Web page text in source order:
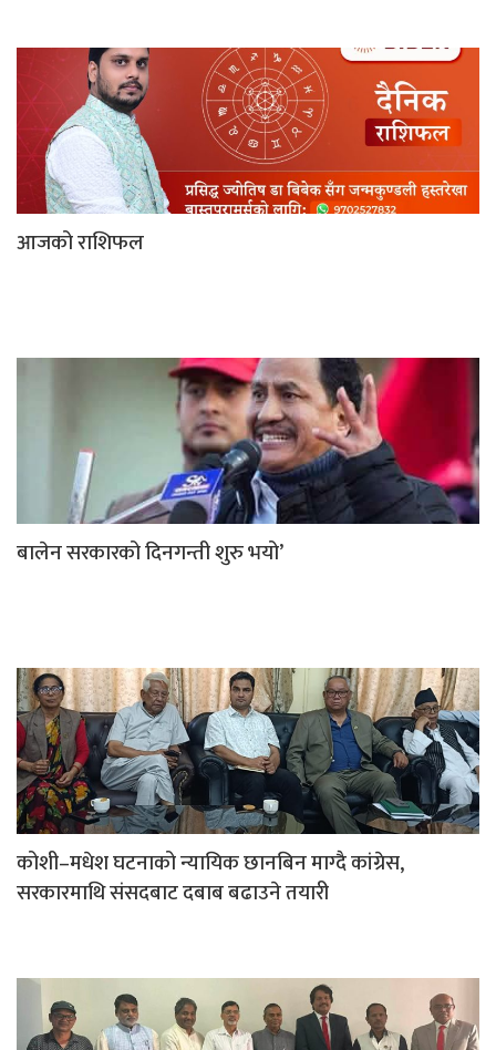
आजको राशिफल
बालेन सरकारको दिनगन्ती शुरु भयो’
कोशी–मधेश घटनाको न्यायिक छानबिन माग्दै कांग्रेस,
सरकारमाथि संसदबाट दबाब बढाउने तयारी